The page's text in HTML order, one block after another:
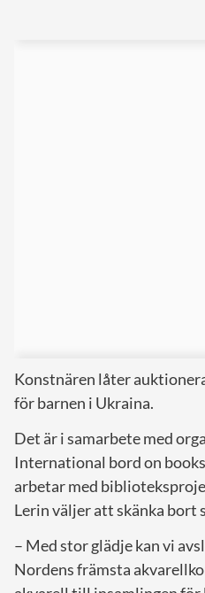
Konstnären låter
för barnen i Ukraina.
Det är i samarbete med
International bord on
arbetar med
Lerin väljer att skänka bort
– Med stor glädje kan vi
Nordens främsta